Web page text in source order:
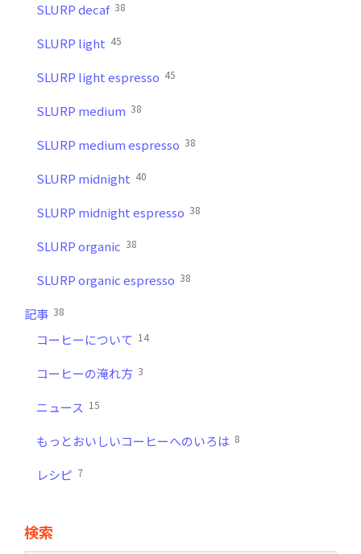
SLURP decaf 38
SLURP light 45
SLURP light espresso 45
SLURP medium 38
SLURP medium espresso 38
SLURP midnight 40
SLURP midnight espresso 38
SLURP organic 38
SLURP organic espresso 38
記事 38
コーヒーについて 14
コーヒーの淹れ方 3
ニュース 15
もっとおいしいコーヒーへのいろは 8
レシピ 7
検索